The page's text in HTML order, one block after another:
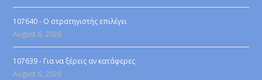
107640 - Ο στρατηγιστής επιλέγει
August 6, 2026
107639 - Για να ξέρεις αν κατάφερες
August 6, 2026